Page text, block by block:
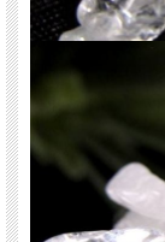
ださいませ。
モニターの発色具合
※さざれの小分け(量
業所リーフさんにお願
様々な社会貢献活動
します。今後ともご
関連キーワード
天然石 パワーストー
ィース 卸し 卸価格